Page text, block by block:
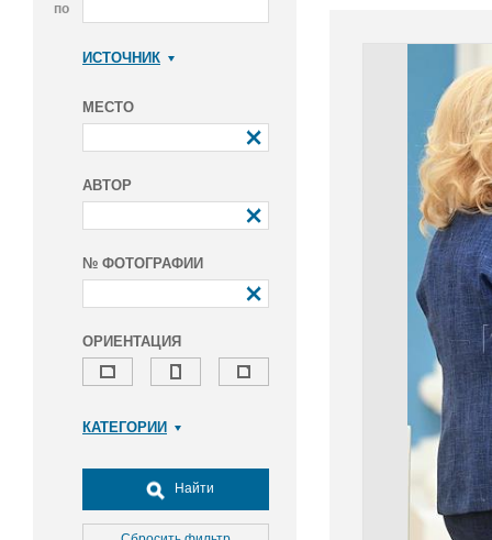
по
ИСТОЧНИК
МЕСТО
АВТОР
№ ФОТОГРАФИИ
ОРИЕНТАЦИЯ
КАТЕГОРИИ
Досуг, туризм и отдых
Культура
Найти